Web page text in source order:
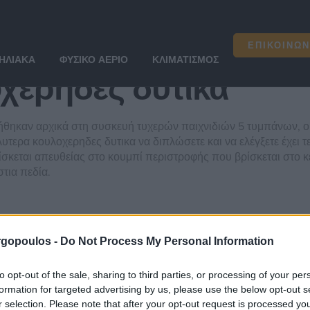
- Do Not Process My Personal Information
opt-out of the sale, sharing to third parties, or processing of your
for targeted advertising by us, please use the below opt-out
selection. Please note that after your opt-out request is processed
ΗΛΙΑΚΆ ΦΥΣΙΚΌ ΑΈΡΙΟ ΚΛΙΜΑΤΙΣΜΌΣ
δυτικα
δυτικα
αρχικά στη συσκευή τυχερών παιχνιδιών 5 τυμπάνων,
κουλοχερηδες δυτικα να διπλώσετε και να ελέγξετε
απευθείας στο κουμπί περιστροφής που βρίσκεται
πεδία.
των καζίνο και των
μάρκα, και οι κανονικές νίκες σημαίνουν κανονικά
να μάθουν περισσότερα για τους κανόνες των